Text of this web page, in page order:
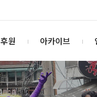
후원 아카이브